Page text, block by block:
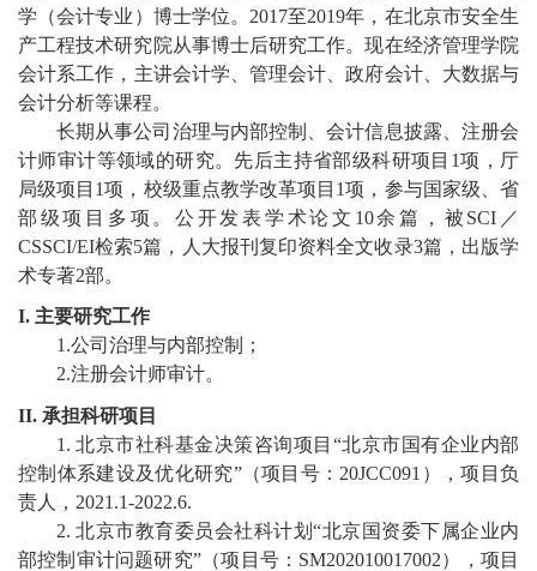
教
学
师
资
队
学
校
园
学 （会计专业） 博士学位。 201 7至2019年，在北京市安全生
产工程技术研究院从事博士后研究工作。现在经济管理学院
会计系工作 ，主讲会计学、 管理会计、政府会计、 大数据与
会计分析等课程。
长期 从事公司治理与内部控制、会计信息披露、 注册会
计师审计等领域的研究。 先后主持省部级科研项目 1项，厅
局级项目 1项，校级重点教学改革项目 1项， 参与国家级、省
部级项目多项。 公开发表学术论文 10余篇， 被 SCI ／
CSSCI/EI检索5篇 ， 人大报刊 复印资料全文收录3篇， 出版学
术专著2部。
I. 主要研究工作
1.公司治理与内部控制
；
2.注册会计师审计。
II. 承担科研项目
1. 北京市社科基金决策咨询项目 “北京市国有企业内部
控制体系建设及优化研究”（项目号： 20JCC091 ），项目负
责人， 2021 .1-2022.6.
2. 北京市教育委员会社科计划“北京国资委下属企业内
部控制审计问题研究”（项目号： SM202010017002），项目